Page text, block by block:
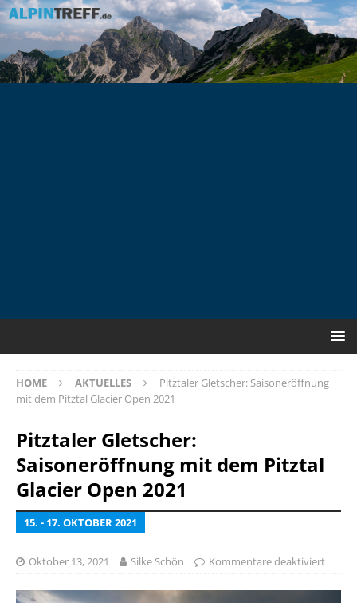
HOME AKTUELLES
Pitztaler Gletscher: Saisoneröffnung
mit dem Pitztal Glacier Open 2021
Pitztaler Gletscher:
Saisoneröffnung mit dem Pitztal
Glacier Open 2021
15. - 17. OKTOBER 2021
Oktober 13, 2021 Silke Schön Kommentare deaktiviert